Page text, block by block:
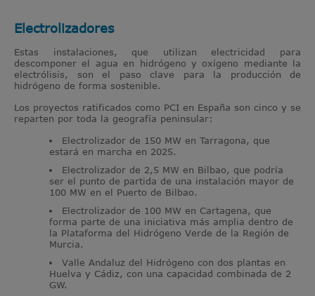
Electrolizadores
Estas instalaciones, que utilizan electricidad para
descomponer el agua en hidrógeno y oxígeno mediante la
electrólisis, son el paso clave para la producción de
hidrógeno de forma sostenible.
Los proyectos ratificados como PCI en España son cinco y se
reparten por toda la geografía peninsular:
Electrolizador de 150 MW en Tarragona, que
estará en marcha en 2025.
Electrolizador de 2,5 MW en Bilbao, que podría
ser el punto de partida de una instalación mayor de
100 MW en el Puerto de Bilbao.
Electrolizador de 100 MW en Cartagena, que
forma parte de una iniciativa más amplia dentro de
la Plataforma del Hidrógeno Verde de la Región de
Murcia.
Valle Andaluz del Hidrógeno con dos plantas en
Huelva y Cádiz, con una capacidad combinada de 2
GW.